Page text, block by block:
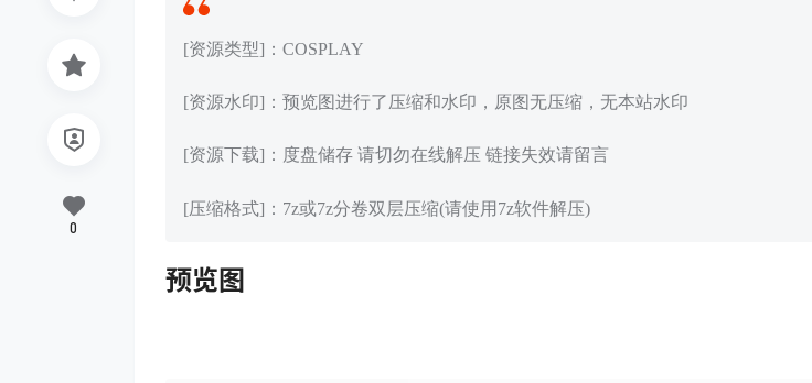
[资源类型]：COSPLAY
[资源水印]：预览图进行了压缩和水印，原图无压缩，无本站水印
[资源下载]：度盘储存 请切勿在线解压 链接失效请留言
[压缩格式]：7z或7z分卷双层压缩(请使用7z软件解压)
预览图
0